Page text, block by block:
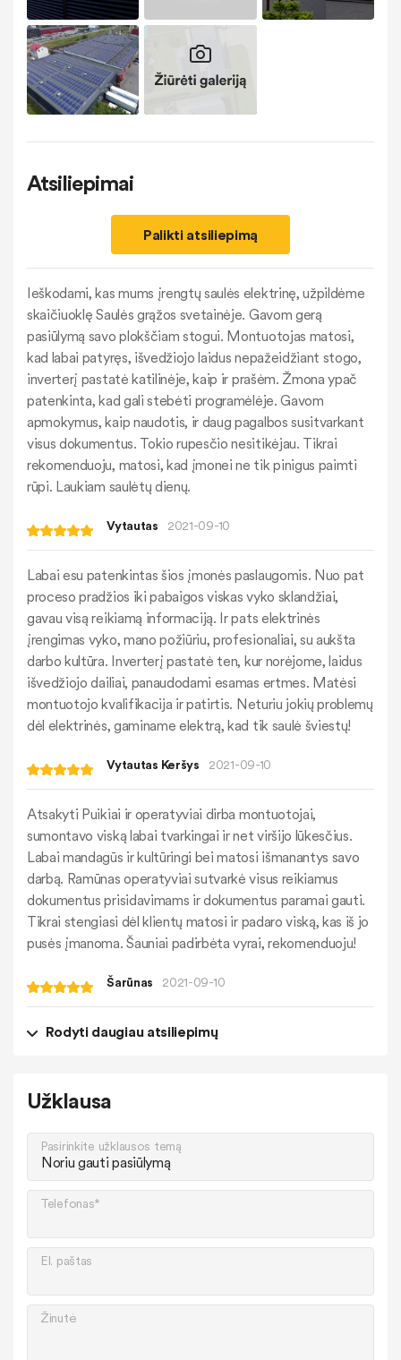
Atsiliepimai
Palikti atsiliepimą
Ieškodami, kas mums įrengtų saulės elektrinę, užpildėme
skaičiuoklę Saulės grąžos svetainėje. Gavom gerą
pasiūlymą savo plokščiam stogui. Montuotojas matosi,
kad labai patyręs, išvedžiojo laidus nepažeidžiant stogo,
inverterį pastatė katilinėje, kaip ir prašėm. Žmona ypač
patenkinta, kad gali stebėti programėlėje. Gavom
apmokymus, kaip naudotis, ir daug pagalbos susitvarkant
visus dokumentus. Tokio rupesčio nesitikėjau. Tikrai
rekomenduoju, matosi, kad įmonei ne tik pinigus paimti
rūpi. Laukiam saulėtų dienų.
Vytautas 2021-09-10
Labai esu patenkintas šios įmonės paslaugomis. Nuo pat
proceso pradžios iki pabaigos viskas vyko sklandžiai,
gavau visą reikiamą informaciją. Ir pats elektrinės
įrengimas vyko, mano požiūriu, profesionaliai, su aukšta
darbo kultūra. Inverterį pastatė ten, kur norėjome, laidus
išvedžiojo dailiai, panaudodami esamas ertmes. Matėsi
montuotojo kvalifikacija ir patirtis. Neturiu jokių problemų
dėl elektrinės, gaminame elektrą, kad tik saulė šviestų!
Vytautas Keršys 2021-09-10
Atsakyti Puikiai ir operatyviai dirba montuotojai,
sumontavo viską labai tvarkingai ir net viršijo lūkesčius.
Labai mandagūs ir kultūringi bei matosi išmanantys savo
darbą. Ramūnas operatyviai sutvarkė visus reikiamus
dokumentus prisidavimams ir dokumentus paramai gauti.
Tikrai stengiasi dėl klientų matosi ir padaro viską, kas iš jo
pusės įmanoma. Šauniai padirbėta vyrai, rekomenduoju!
Šarūnas 2021-09-10
Rodyti daugiau atsiliepimų
Užklausa
Pasirinkite užklausos temą
Telefonas*
El. paštas
Žinutė